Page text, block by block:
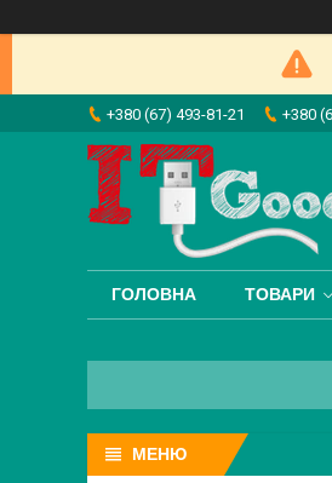
+380 (67) 493-81-21 +380
ГОЛОВНА ТОВАРИ